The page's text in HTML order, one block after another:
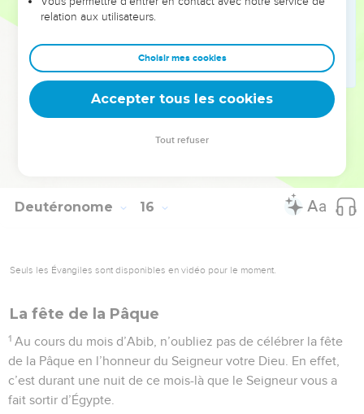
Vous le mangerez chez vous ; et chacun, qu’il soit ou non
lorsqu’on mange de la gazelle ou du cerf.
Toutefois, vous ne consommerez pas le sang de l’animal ;
vous le verserez sur le sol, comme de l’eau.
© Société biblique française – Bibli’O, 1997, avec autorisation. Pour vous procurer
Deutéronome 16
Seuls les Évangiles sont disponibles en vidéo pour le moment.
La fête de la Pâque
1 Au cours du mois d’Abib, n’oubliez pas de célébrer la fête
de la Pâque en l’honneur du Seigneur votre Dieu. En effet,
c’est durant une nuit de ce mois-là que le Seigneur vous a
fait sortir d’Égypte.
relation aux utilisateurs.
Choisir mes cookies
Accepter tous les cookies
Tout refuser